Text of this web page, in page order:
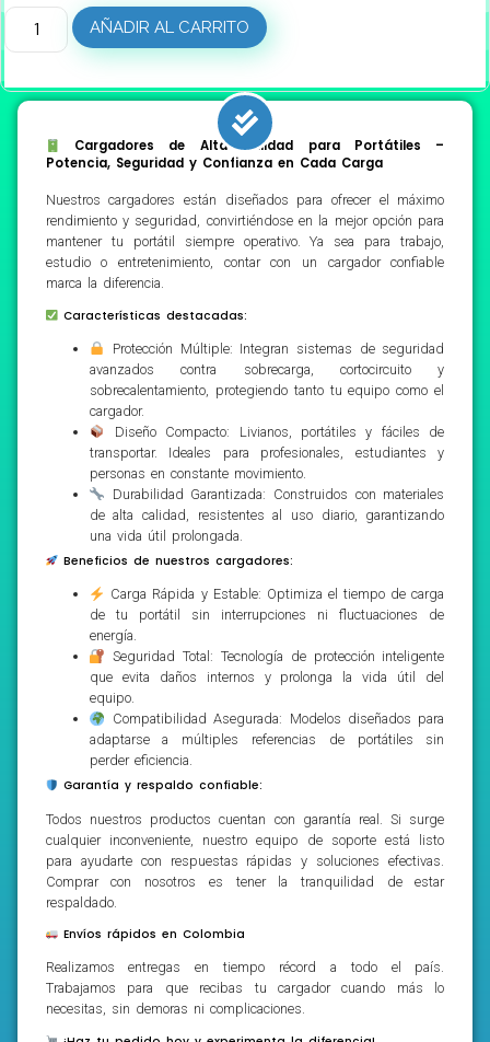
AÑADIR AL CARRITO
Cargadores de Alta Calidad para Portátiles –
Potencia, Seguridad y Confianza en Cada Carga
Nuestros cargadores están diseñados para ofrecer el máximo
rendimiento y seguridad, convirtiéndose en la mejor opción para
mantener tu portátil siempre operativo. Ya sea para trabajo,
estudio o entretenimiento, contar con un cargador confiable
marca la diferencia.
Características destacadas:
Protección Múltiple: Integran sistemas de seguridad
avanzados contra sobrecarga, cortocircuito y
sobrecalentamiento, protegiendo tanto tu equipo como el
cargador.
Diseño Compacto: Livianos, portátiles y fáciles de
transportar. Ideales para profesionales, estudiantes y
personas en constante movimiento.
Durabilidad Garantizada: Construidos con materiales
de alta calidad, resistentes al uso diario, garantizando
una vida útil prolongada.
Beneficios de nuestros cargadores:
Carga Rápida y Estable: Optimiza el tiempo de carga
de tu portátil sin interrupciones ni fluctuaciones de
energía.
Seguridad Total: Tecnología de protección inteligente
que evita daños internos y prolonga la vida útil del
equipo.
Compatibilidad Asegurada: Modelos diseñados para
adaptarse a múltiples referencias de portátiles sin
perder eficiencia.
Garantía y respaldo confiable:
Todos nuestros productos cuentan con garantía real. Si surge
cualquier inconveniente, nuestro equipo de soporte está listo
para ayudarte con respuestas rápidas y soluciones efectivas.
Comprar con nosotros es tener la tranquilidad de estar
respaldado.
Envíos rápidos en Colombia
Realizamos entregas en tiempo récord a todo el país.
Trabajamos para que recibas tu cargador cuando más lo
necesitas, sin demoras ni complicaciones.